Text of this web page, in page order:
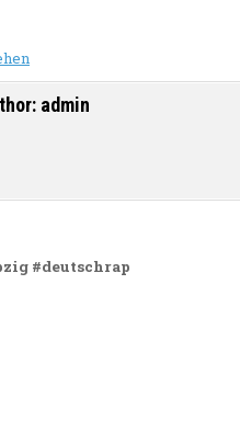
admin
#deutschrap